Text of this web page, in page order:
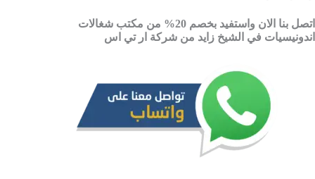
اتصل بنا الان واستفيد بخصم 20% من مكتب شغالات
اندونيسيات في الشيخ زايد من شركة ار تي اس